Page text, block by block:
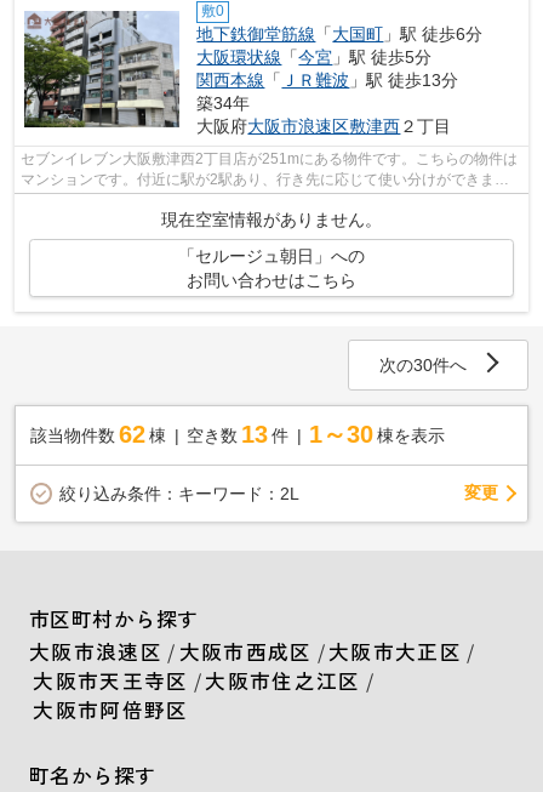
敷0
地下鉄御堂筋線 「大国町 」駅 徒歩6分
大阪環状線 「今宮 」駅 徒歩5分
関西本線 「 ＪＲ難波 」駅 徒歩13分
築34年
大阪府大阪市浪速区敷津西２丁目
セブンイレブン大阪敷津西2丁目店が251mにある物件です。こちらの物件は
マンションです。付近に駅が2駅あり、行き先に応じて使い分けができま
す。共用部には敷地内ごみ置き場・エレベ...
現在空室情報がありません。
「セルージュ朝日」への
お問い合わせはこちら
次の30件へ
該当物件数 62棟 空き数 13 件 1～30 棟を表示
絞り込み条件： キーワード：2L 変更
市区町村から探す
大阪市浪速区 / 大阪市西成区 /大阪市大正区 /
大阪市天王寺区 /大阪市住之江区 /
大阪市阿倍野区
町名から探す